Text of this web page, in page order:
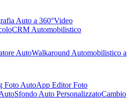
Auto a 360°Video
CRM Automobilistico
AutoWalkaround Automobilistico a
Foto AutoApp Editor Foto
Sfondo Auto PersonalizzatoCambio